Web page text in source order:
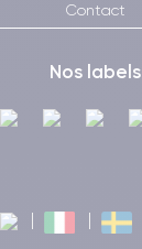
Contact
Nos labels